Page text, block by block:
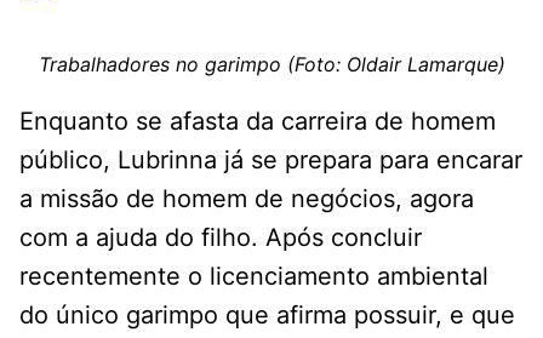
Trabalhadores no garimpo (Foto: Oldair Lamarque)
Enquanto se afasta da carreira de homem
público, Lubrinna já se prepara para encarar
a missão de homem de negócios, agora
com a ajuda do filho. Após concluir
recentemente o licenciamento ambiental
do único garimpo que afirma possuir, e que